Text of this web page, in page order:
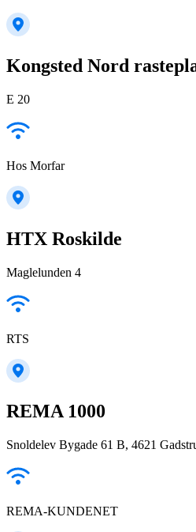
Kongsted Nord
E 20
Hos Morfar
HTX Roskilde
Maglelunden 4
RTS
REMA 1000
Snoldelev Bygade 61 B, 4621
REMA-KUNDENET